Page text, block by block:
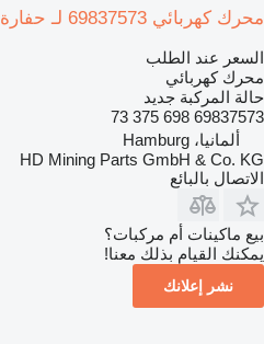
محرك كهربائي 69837573 لـ حفارة Komatsu PC3000,PC8000
السعر عند الطلب
محرك كهربائي
حالة المركبة جديد
69837573 698 375 73
ألمانيا، Hamburg
HD Mining Parts GmbH & Co. KG
الاتصال بالبائع
بيع ماكينات أم مركبات؟
يمكنك القيام بذلك معنا!
نشر إعلانك